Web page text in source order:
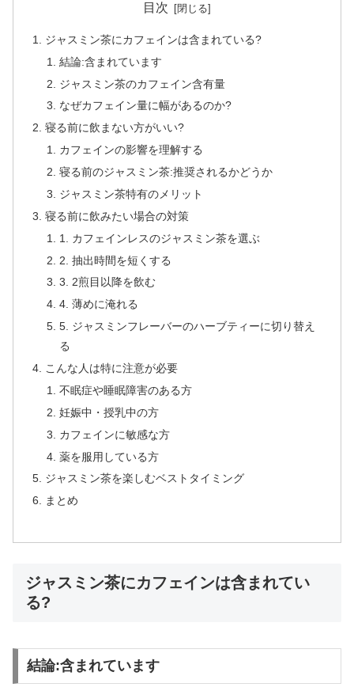
目次
ジャスミン茶にカフェインは含まれている?
結論:含まれています
ジャスミン茶のカフェイン含有量
なぜカフェイン量に幅があるのか?
寝る前に飲まない方がいい?
カフェインの影響を理解する
寝る前のジャスミン茶:推奨されるかどうか
ジャスミン茶特有のメリット
寝る前に飲みたい場合の対策
1. カフェインレスのジャスミン茶を選ぶ
2. 抽出時間を短くする
3. 2煎目以降を飲む
4. 薄めに淹れる
5. ジャスミンフレーバーのハーブティーに切り替え
る
こんな人は特に注意が必要
不眠症や睡眠障害のある方
妊娠中・授乳中の方
カフェインに敏感な方
薬を服用している方
ジャスミン茶を楽しむベストタイミング
まとめ
ジャスミン茶にカフェインは含まれてい
る?
結論:含まれています